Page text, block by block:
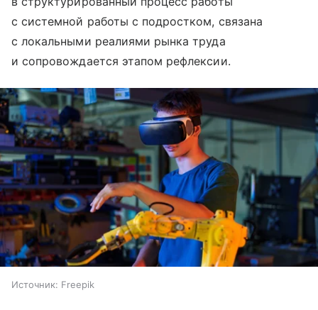
с системной работы с подростком, связана
с локальными реалиями рынка труда
и сопровождается этапом рефлексии.
Источник: Freepik